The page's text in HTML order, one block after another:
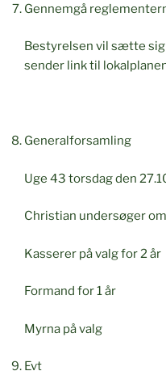
Gennemgå
Bestyrelsen vil sætte
sender link til
Generalforsamling
Uge 43 torsdag den
Christian undersøger
Kasserer på valg for 2 år
Formand for 1 år
Myrna på valg
Evt